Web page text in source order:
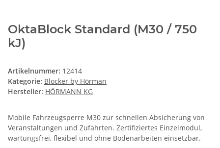
OktaBlock Standard (M30 / 750
kJ)
Artikelnummer: 12414
Kategorie: Blocker by Hörman
Hersteller: HÖRMANN KG
Mobile Fahrzeugsperre M30 zur schnellen Absicherung von
Veranstaltungen und Zufahrten. Zertifiziertes Einzelmodul,
wartungsfrei, flexibel und ohne Bodenarbeiten einsetzbar.